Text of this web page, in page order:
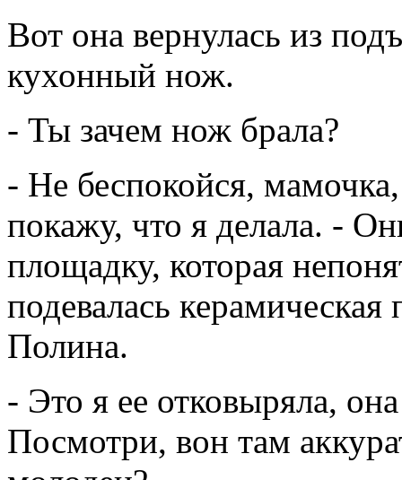
Вот она вернулась из
кухонный нож.
- Ты зачем нож брала?
- Не беспокойся,
покажу, что я делала. -
площадку, которая
подевалась керамическая
Полина.
- Это я ее отковыряла,
Посмотри, вон там